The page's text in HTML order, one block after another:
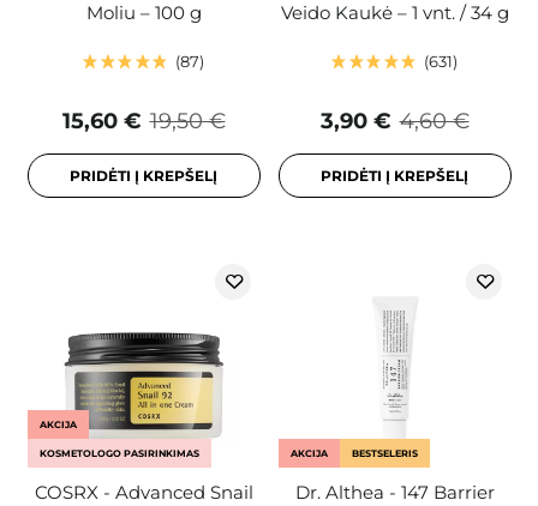
Moliu – 100 g
87
19,50 €
15,60 €
PRIDĖTI Į KREPŠELĮ
Veido Kaukė – 1 vnt. / 34 g
631
4,60 €
3,90 €
PRIDĖTI Į KREPŠELĮ
AKCIJA
KOSMETOLOGO PASIRINKIMAS
COSRX - Advanced Snail
AKCIJA BESTSELERIS
Dr. Althea - 147 Barrier